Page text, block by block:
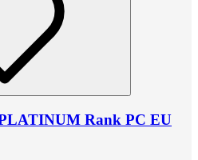
Rank PC EU